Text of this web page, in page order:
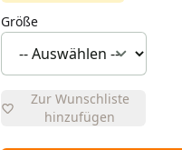
Größe
Zur Wunschliste
hinzufügen